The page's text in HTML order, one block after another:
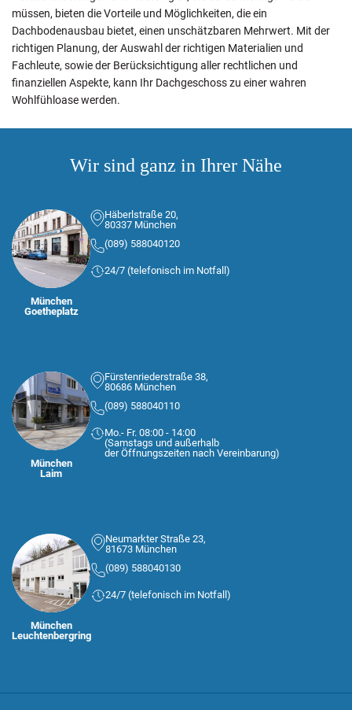
müssen, bieten die Vorteile und Möglichkeiten, die ein
Dachbodenausbau bietet, einen unschätzbaren Mehrwert. Mit der
richtigen Planung, der Auswahl der richtigen Materialien und
Fachleute, sowie der Berücksichtigung aller rechtlichen und
finanziellen Aspekte, kann Ihr Dachgeschoss zu einer wahren
Wohlfühloase werden.
Wir sind ganz in Ihrer Nähe
München
Goetheplatz
Häberlstraße 20,
80337 München
(089) 588040120
24/7 (telefonisch im Notfall)
München
Laim
Fürstenriederstraße 38,
80686 München
(089) 588040110
Mo.- Fr. 08:00 - 14:00
(Samstags und außerhalb
der Öffnungszeiten nach Vereinbarung)
München
Leuchtenbergring
Neumarkter Straße 23,
81673 München
(089) 588040130
24/7 (telefonisch im Notfall)